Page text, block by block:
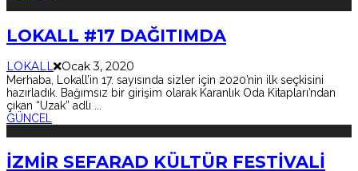
LOKALL #17 DAĞITIMDA
LOKALL Ocak 3, 2020
Merhaba, Lokall’in 17. sayısında sizler için 2020’nin ilk seçkisini
hazırladık. Bağımsız bir girişim olarak Karanlık Oda Kitapları’ndan
çıkan “Uzak” adlı
GÜNCEL
İZMİR SEFARAD KÜLTÜR FESTİVALİ